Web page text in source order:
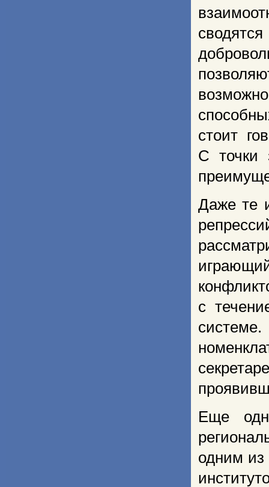
стоит
С точки
Даже те
с
Еще
одним из